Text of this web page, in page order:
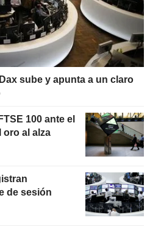
sube y apunta a un claro
100 ante el
oro al alza
de sesión